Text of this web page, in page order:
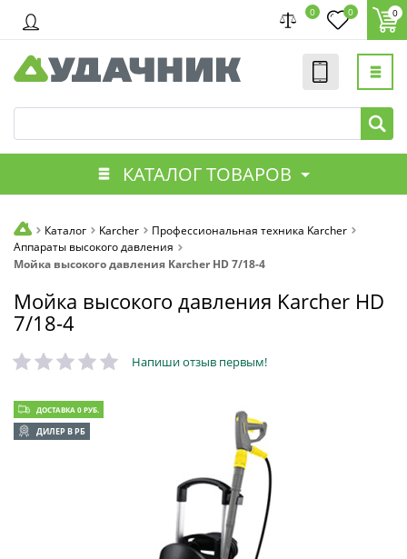
0 0 0
КАТАЛОГ ТОВАРОВ
Каталог Karcher
Профессиональная техника Karcher
Аппараты высокого давления
Мойка высокого давления Karcher HD 7/18-4
Мойка высокого давления Karcher HD
7/18-4
Напиши отзыв первым!
ДОСТАВКА 0 РУБ.
ДИЛЕР В РБ